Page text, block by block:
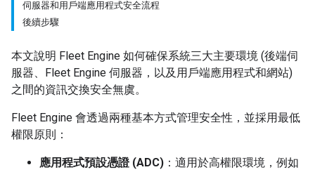
伺服器和用戶端應用程式安全流程
後續步驟
本文說明 Fleet Engine 如何確保系統三大主要環境 (後端伺
服器、Fleet Engine 伺服器，以及用戶端應用程式和網站)
之間的資訊交換安全無虞。
Fleet Engine 會透過兩種基本方式管理安全性，並採用最低
權限原則：
應用程式預設憑證 (ADC) ：適用於高權限環境，例如